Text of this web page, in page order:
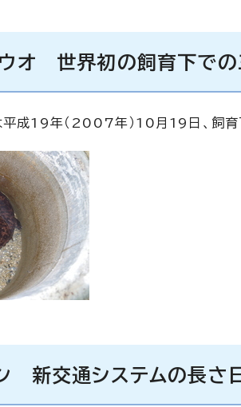
ウオ 世界初の飼育下での
成19年（2007年）10月19日、飼育
新交通システムの長さ